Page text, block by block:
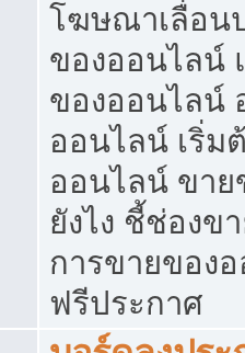
โฆษณาเลื่อน
ของออนไลน์
ของออนไลน์
ออนไลน์ เริ่ม
ออนไลน์ ขาย
ยังไง ชี้ช่องข
การขายของ
ฟรีประกาศ